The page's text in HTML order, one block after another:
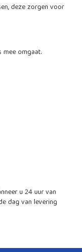
deze zorgen voor
mee omgaat.
u 24 uur van
dag van levering